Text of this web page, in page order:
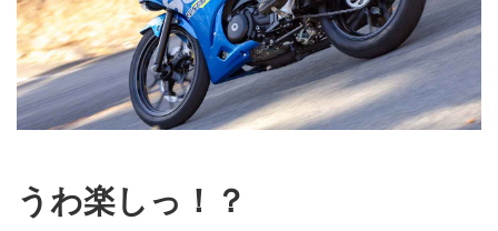
うわ楽しっ！？